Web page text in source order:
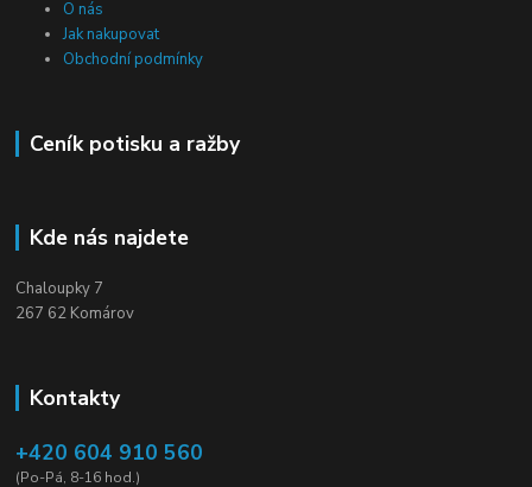
O nás
Jak nakupovat
Obchodní podmínky
Ceník potisku a ražby
Kde nás najdete
Chaloupky 7
267 62 Komárov
Kontakty
+420 604 910 560
(Po-Pá, 8-16 hod.)